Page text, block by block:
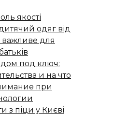
якості
одяг від
для
под ключ:
и на что
при
з піци у Києві